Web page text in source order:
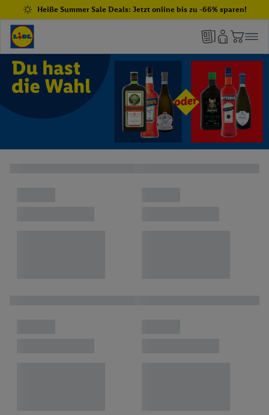
Heiße Summer Sale Deals: Jetzt online bis zu -66% sparen!